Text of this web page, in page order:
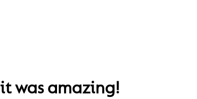
was amazing!